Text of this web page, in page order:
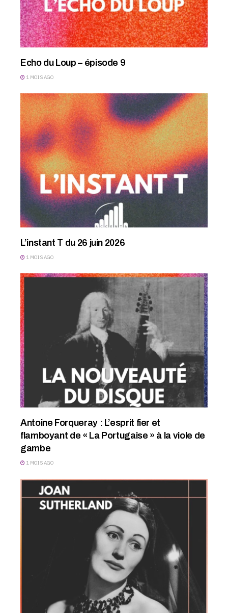
Echo du Loup – épisode 9
1 MOIS AGO
L’instant T du 26 juin 2026
1 MOIS AGO
Antoine Forqueray : L’esprit fier et
flamboyant de « La Portugaise » à la viole de
gambe
1 MOIS AGO